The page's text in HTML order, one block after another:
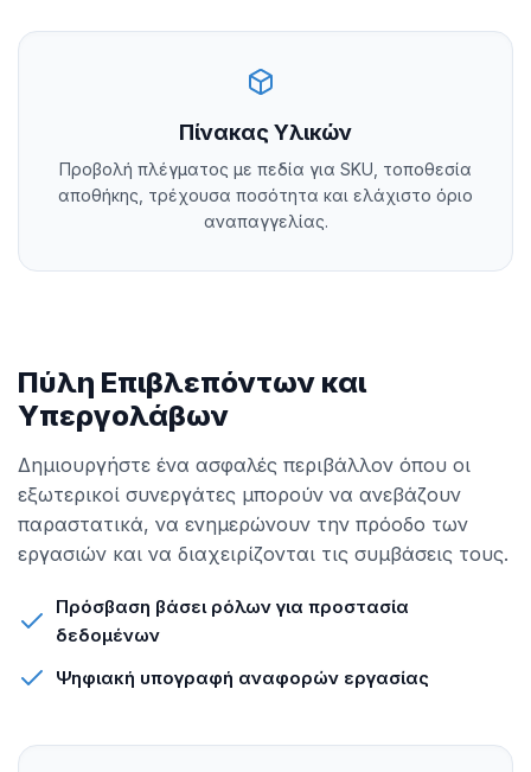
Πίνακας Υλικών
Προβολή πλέγματος με πεδία για SKU, τοποθεσία
αποθήκης, τρέχουσα ποσότητα και ελάχιστο όριο
αναπαγγελίας.
Πύλη Επιβλεπόντων και
Υπεργολάβων
Δημιουργήστε ένα ασφαλές περιβάλλον όπου οι
εξωτερικοί συνεργάτες μπορούν να ανεβάζουν
παραστατικά, να ενημερώνουν την πρόοδο των
εργασιών και να διαχειρίζονται τις συμβάσεις τους.
Πρόσβαση βάσει ρόλων για προστασία
δεδομένων
Ψηφιακή υπογραφή αναφορών εργασίας